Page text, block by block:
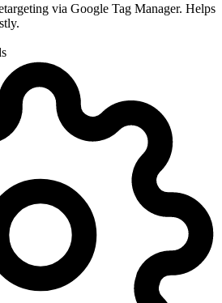
via Google Tag Manager. Helps